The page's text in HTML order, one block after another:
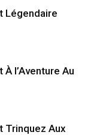
Légendaire
l’Aventure Au
Trinquez Aux